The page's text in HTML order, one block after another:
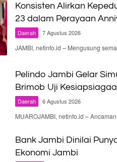
Konsisten Alirkan
23 dalam Perayaan
Daerah 7 Agustus 2026
JAMBI, netinfo.id – Mengusung
Pelindo Jambi Gelar
Brimob Uji
Daerah 6 Agustus 2026
MUAROJAMBI, netinfo.id –
Bank Jambi Dinilai
Ekonomi Jambi